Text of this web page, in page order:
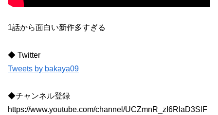
1話から面白い新作多すぎる
◆ Twitter
Tweets by bakaya09
◆チャンネル登録
https://www.youtube.com/channel/UCZmnR_zI6RlaD3SlF